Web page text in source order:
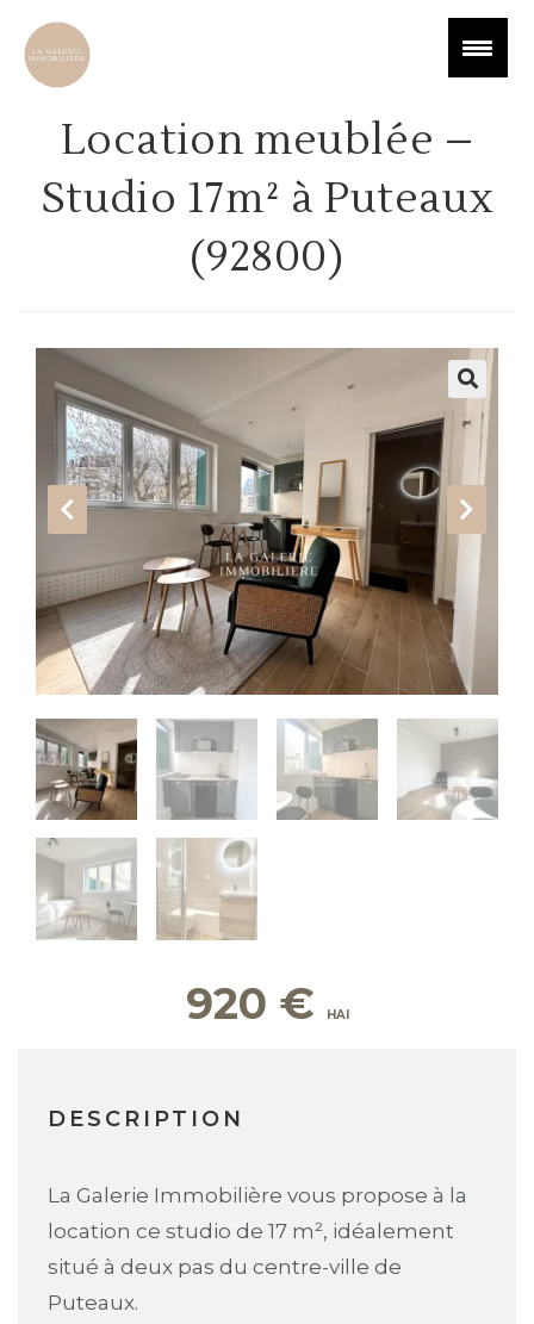
Location meublée –
Studio 17m² à Puteaux
(92800)
920 €
DESCRIPTION
La Galerie Immobilière vous propose à la
location ce studio de 17 m², idéalement
situé à deux pas du centre-ville de
Puteaux.